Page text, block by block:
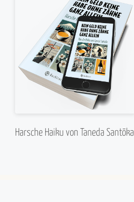
Harsche Haiku von Taneda Santōka